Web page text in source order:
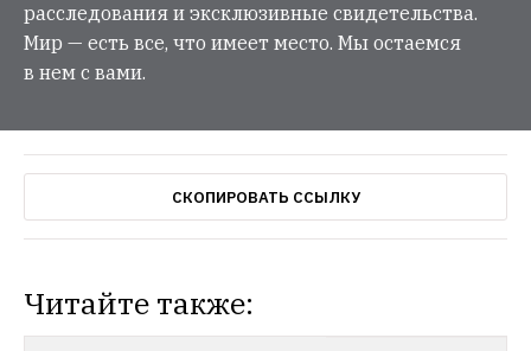
расследования и эксклюзивные свидетельства.
Мир — есть все, что имеет место. Мы остаемся
в нем с вами.
СКОПИРОВАТЬ ССЫЛКУ
Читайте также: